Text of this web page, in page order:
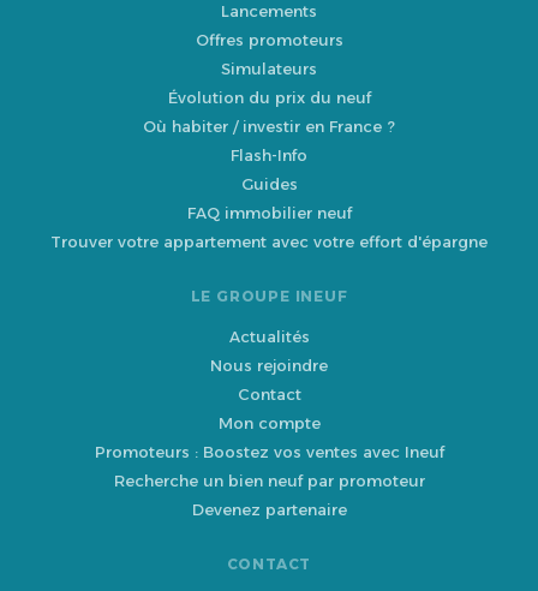
Lancements
Offres promoteurs
Simulateurs
Évolution du prix du neuf
Où habiter / investir en France ?
Flash-Info
Guides
FAQ immobilier neuf
Trouver votre appartement avec votre effort d'épargne
LE GROUPE INEUF
Actualités
Nous rejoindre
Contact
Mon compte
Promoteurs : Boostez vos ventes avec Ineuf
Recherche un bien neuf par promoteur
Devenez partenaire
CONTACT